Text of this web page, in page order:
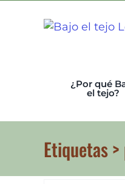
¿Por qué
el tejo?
Etiquetas